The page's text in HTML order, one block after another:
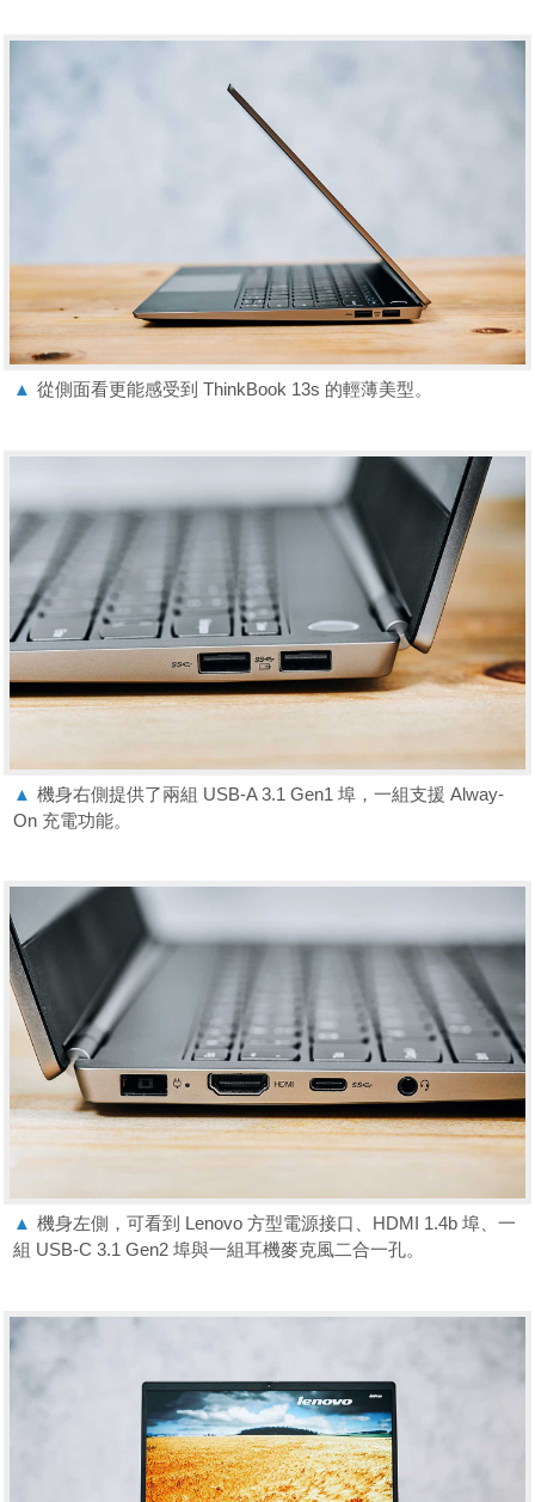
▲ 從側面看更能感受到 ThinkBook 13s 的輕薄美型。
▲ 機身右側提供了兩組 USB-A 3.1 Gen1 埠，一組支援 Alway-
On 充電功能。
▲ 機身左側，可看到 Lenovo 方型電源接口、HDMI 1.4b 埠、一
組 USB-C 3.1 Gen2 埠與一組耳機麥克風二合一孔。